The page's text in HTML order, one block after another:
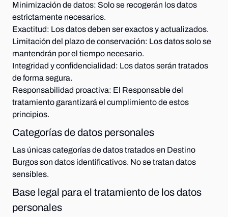
Minimización de datos: Solo se recogerán los datos
estrictamente necesarios.
Exactitud: Los datos deben ser exactos y actualizados.
Limitación del plazo de conservación: Los datos solo se
mantendrán por el tiempo necesario.
Integridad y confidencialidad: Los datos serán tratados
de forma segura.
Responsabilidad proactiva: El Responsable del
tratamiento garantizará el cumplimiento de estos
principios.
Categorías de datos personales
Las únicas categorías de datos tratados en Destino
Burgos son datos identificativos. No se tratan datos
sensibles.
Base legal para el tratamiento de los datos
personales